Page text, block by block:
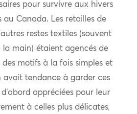
pour survivre aux hivers
au Canada. Les retailles de
restes textiles (souvent
la main) étaient agencés de
motifs à la fois simples et
avait tendance à garder ces
appréciées pour leur
à celles plus délicates,